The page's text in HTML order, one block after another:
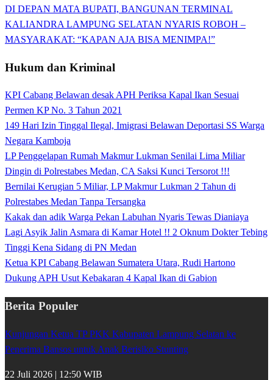
DI DEPAN MATA BUPATI, BANGUNAN TERMINAL
KALIANDRA LAMPUNG SELATAN NYARIS ROBOH –
MASYARAKAT: “KAPAN AJA BISA MENIMPA!”
Hukum dan Kriminal
KPI Cabang Belawan desak APH Periksa Kapal Ikan Sesuai
Permen KP No. 3 Tahun 2021
149 Hari Izin Tinggal Ilegal, Imigrasi Belawan Deportasi SS Warga
Negara Kamboja
LP Penggelapan Rumah Makmur Lukman Senilai Lima Miliar
Dingin di Polrestabes Medan, CA Saksi Kunci Tersorot !!!
Bernilai Kerugian 5 Miliar, LP Makmur Lukman 2 Tahun di
Polrestabes Medan Tanpa Tersangka
Kakak dan adik Warga Pekan Labuhan Nyaris Tewas Dianiaya
Lagi Asyik Jalin Asmara di Kamar Hotel !! 2 Oknum Dokter Tebing
Tinggi Kena Sidang di PN Medan
Ketua KPI Cabang Belawan Sumatera Utara, Rudi Hartono
Dukung APH Usut Kebakaran 4 Kapal Ikan di Gabion
Berita Populer
Kunjungan Ketua TP PKK Kabupaten Lampung Selatan ke
Penerima Bansos untuk Anak Berisiko Stunting
22 Juli 2026 | 12:50 WIB